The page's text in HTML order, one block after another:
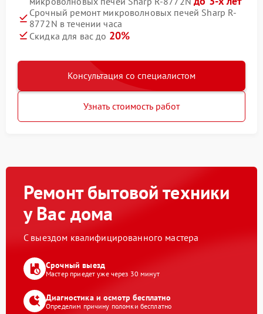
Срочный ремонт микроволновых печей Sharp R-
8772N в течении часа
Скидка для вас до 20%
Консультация со специалистом
Узнать стоимость работ
Ремонт бытовой техники
у Вас дома
С выездом квалифицированного мастера
Срочный выезд
Мастер приедет уже через 30 минут
Диагностика и осмотр бесплатно
Определим причину поломки бесплатно